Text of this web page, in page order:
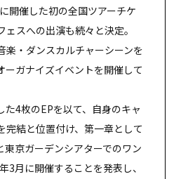
開催した初の全国ツアーチケ
ェスへの出演も続々と決定。
楽・ダンスカルチャーシーンを
ーガナイズイベントを開催して
た4枚のEPを以て、自身のキャ
完結と位置付け、第一章として
東京ガーデンシアターでのワン
3月に開催することを発表し、